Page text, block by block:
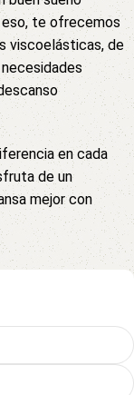
eso, te ofrecemos
viscoelásticas, de
en cada
de un
mejor con